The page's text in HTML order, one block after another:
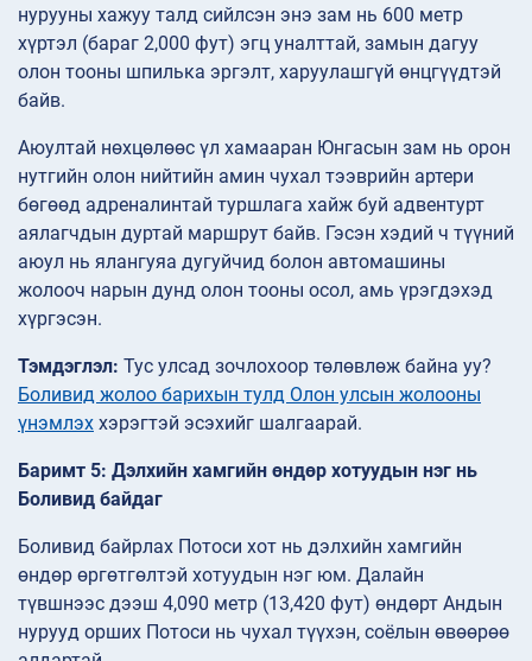
нурууны хажуу талд сийлсэн энэ зам нь 600 метр
хүртэл (бараг 2,000 фут) эгц уналттай, замын дагуу
олон тооны шпилька эргэлт, харуулашгүй өнцгүүдтэй
байв.
Аюултай нөхцөлөөс үл хамааран Юнгасын зам нь орон
нутгийн олон нийтийн амин чухал тээврийн артери
бөгөөд адреналинтай туршлага хайж буй адвентурт
аялагчдын дуртай маршрут байв. Гэсэн хэдий ч түүний
аюул нь ялангуяа дугуйчид болон автомашины
жолооч нарын дунд олон тооны осол, амь үрэгдэхэд
хүргэсэн.
Тэмдэглэл: Тус улсад зочлохоор төлөвлөж байна уу?
Боливид жолоо барихын тулд Олон улсын жолооны
үнэмлэх хэрэгтэй эсэхийг шалгаарай.
Баримт 5: Дэлхийн хамгийн өндөр хотуудын нэг нь
Боливид байдаг
Боливид байрлах Потоси хот нь дэлхийн хамгийн
өндөр өргөтгөлтэй хотуудын нэг юм. Далайн
түвшнээс дээш 4,090 метр (13,420 фут) өндөрт Андын
нурууд орших Потоси нь чухал түүхэн, соёлын өвөөрөө